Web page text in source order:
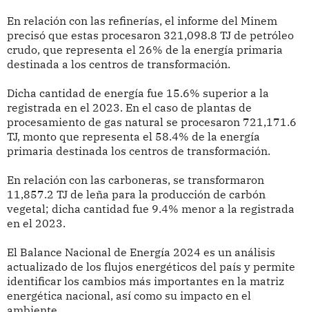
En relación con las refinerías, el informe del Minem
precisó que estas procesaron 321,098.8 TJ de petróleo
crudo, que representa el 26% de la energía primaria
destinada a los centros de transformación.
Dicha cantidad de energía fue 15.6% superior a la
registrada en el 2023. En el caso de plantas de
procesamiento de gas natural se procesaron 721,171.6
TJ, monto que representa el 58.4% de la energía
primaria destinada los centros de transformación.
En relación con las carboneras, se transformaron
11,857.2 TJ de leña para la producción de carbón
vegetal; dicha cantidad fue 9.4% menor a la registrada
en el 2023.
El Balance Nacional de Energía 2024 es un análisis
actualizado de los flujos energéticos del país y permite
identificar los cambios más importantes en la matriz
energética nacional, así como su impacto en el